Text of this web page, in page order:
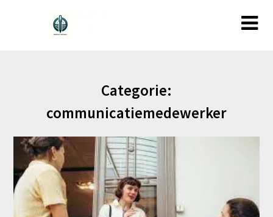
Categorie:
communicatiemedewerker